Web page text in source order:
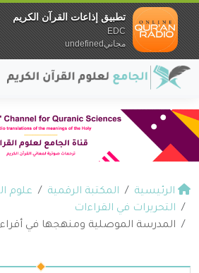
الرئيسية المكتبة الرقمية
علوم
التحريرات في القراءات
المدرسة الموصلية ومنهجها في أقراء
تطبيق إذاعات القرآن الكريم
EDC
مجانيundefined